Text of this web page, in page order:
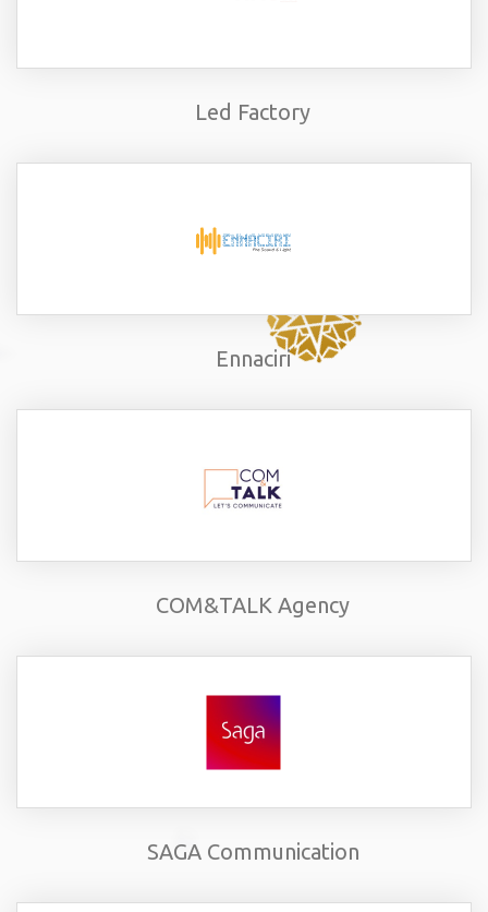
Led Factory
Ennaciri
COM&TALK Agency
SAGA Communication